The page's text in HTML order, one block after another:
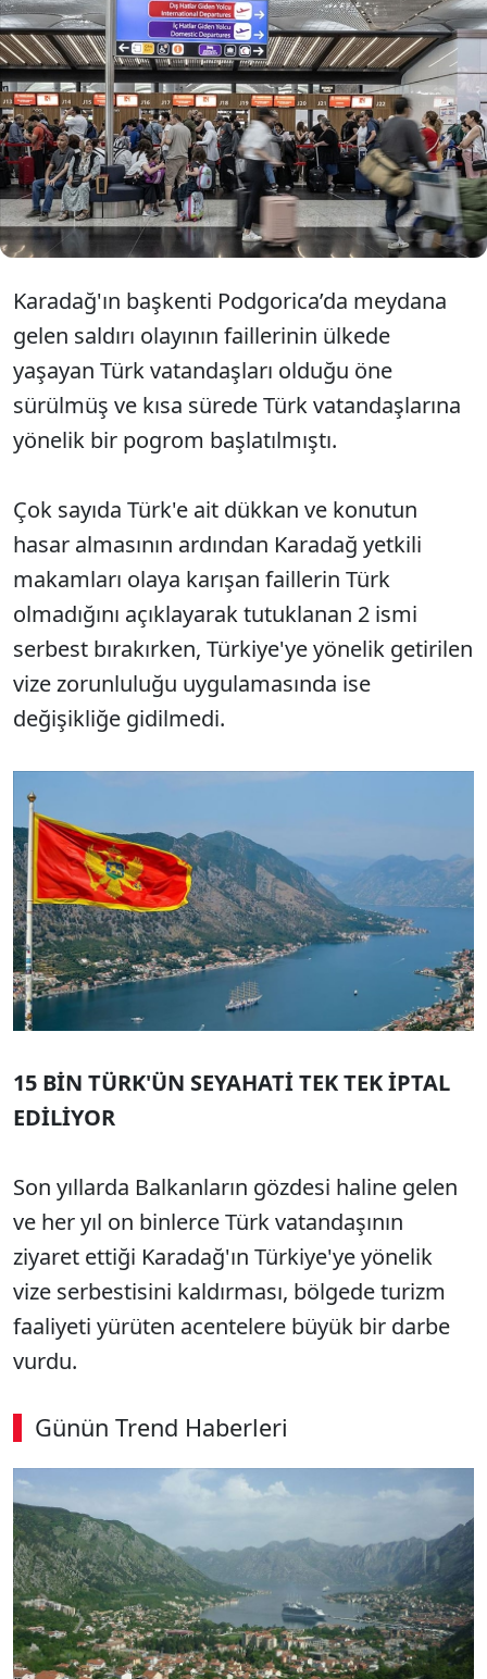
Balkan ülkesi Karadağ'ın Türk vatandaşlarına
yönelik vize serbestisini askıya alması, iki ülke
arasında turizm faaliyeti yürüten acentelerini
vurdu. Gelecek 6 ay içerisinde ülkeyi ziyaret
edecek 15 bine yakın Türk vatandaşının seyahati
iptal edilirken, Türk turistlere ziyaretlerini yeniden
programlamaları ve vize başvurusunda
bulunmaları tavsiye edildi.
Karadağ'ın başkenti Podgorica’da meydana
gelen saldırı olayının faillerinin ülkede
yaşayan Türk vatandaşları olduğu öne
sürülmüş ve kısa sürede Türk vatandaşlarına
yönelik bir pogrom başlatılmıştı.
Çok sayıda Türk'e ait dükkan ve konutun
hasar almasının ardından Karadağ yetkili
makamları olaya karışan faillerin Türk
olmadığını açıklayarak tutuklanan 2 ismi
serbest bırakırken, Türkiye'ye yönelik getirilen
vize zorunluluğu uygulamasında ise
değişikliğe gidilmedi.
15 BİN TÜRK'ÜN SEYAHATİ TEK TEK İPTAL
EDİLİYOR
Son yıllarda Balkanların gözdesi haline gelen
ve her yıl on binlerce Türk vatandaşının
ziyaret ettiği Karadağ'ın Türkiye'ye yönelik
vize serbestisini kaldırması, bölgede turizm
faaliyeti yürüten acentelere büyük bir darbe
vurdu.
Günün Trend Haberleri